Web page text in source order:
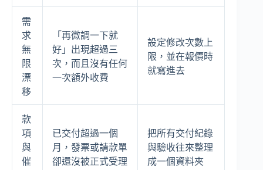
需
求
無
限
漂
移
「再微調一下就
好」出現超過三
次，而且沒有任何
一次額外收費
設定修改次數上
限，並在報價時
就寫進去
款
項
與
催
已交付超過一個
月，發票或請款單
卻還沒被正式受理
把所有交付紀錄
與驗收往來整理
成一個資料夾